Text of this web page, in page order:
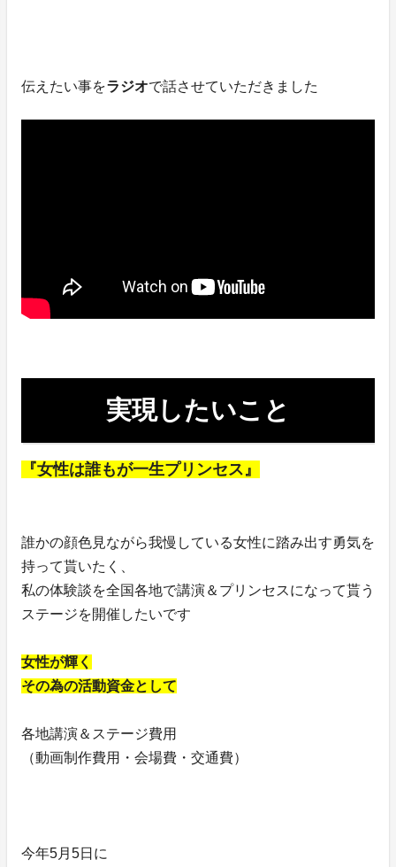
伝えたい事をラジオで話させていただきました
実現したいこと
『女性は誰もが一生プリンセス』
誰かの顔色見ながら我慢している女性に踏み出す勇気を
持って貰いたく、
私の体験談を全国各地で講演＆プリンセスになって貰う
ステージを開催したいです
女性が輝く
その為の活動資金として
各地講演＆ステージ費用
（動画制作費用・会場費・交通費）
今年5月5日に